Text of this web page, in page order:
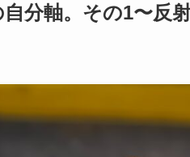
分軸。その1〜反